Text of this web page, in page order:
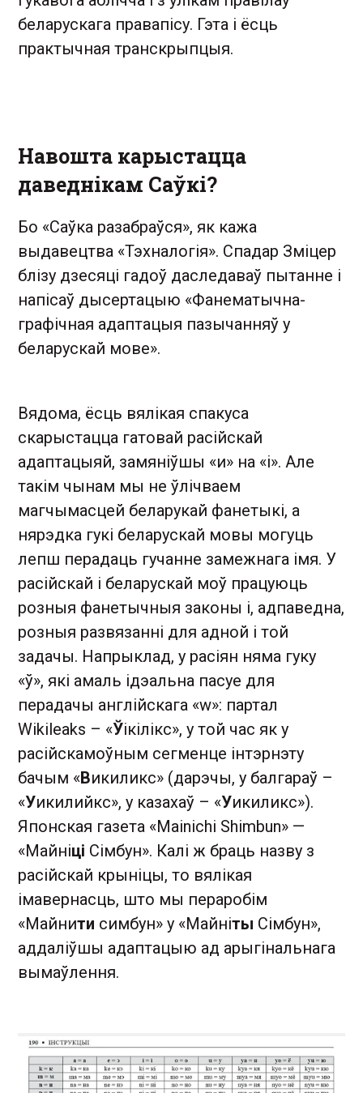
беларускага правапісу. Гэта і ёсць
практычная транскрыпцыя.
Навошта карыстацца
даведнікам Саўкі?
Бо «Саўка разабраўся», як кажа
выдавецтва «Тэхналогія». Спадар Зміцер
блізу дзесяці гадоў даследаваў пытанне і
напісаў дысертацыю «Фанематычна-
графічная адаптацыя пазычанняў у
беларускай мове».
Вядома, ёсць вялікая спакуса
скарыстацца гатовай расійскай
адаптацыяй, замяніўшы «и» на «і». Але
такім чынам мы не ўлічваем
магчымасцей беларукай фанетыкі, а
нярэдка гукі беларускай мовы могуць
лепш перадаць гучанне замежнага імя. У
расійскай і беларускай моў працуюць
розныя фанетычныя законы і, адпаведна,
розныя развязанні для адной і той
задачы. Напрыклад, у расіян няма гуку
«ў», які амаль ідэальна пасуе для
перадачы англійскага «w»: партал
Wikileaks – «Ўікілікс», у той час як у
расійскамоўным сегменце інтэрнэту
бачым «Викиликс» (дарэчы, у балгараў –
«Уикилийкс», у казахаў – «Уикиликс»).
Японская газета «Mainichi Shimbun» —
«Майніці Сімбун». Калі ж браць назву з
расійскай крыніцы, то вялікая
імавернасць, што мы пераробім
«Майнити симбун» у «Майніты Сімбун»,
аддаліўшы адаптацыю ад арыгінальнага
вымаўлення.